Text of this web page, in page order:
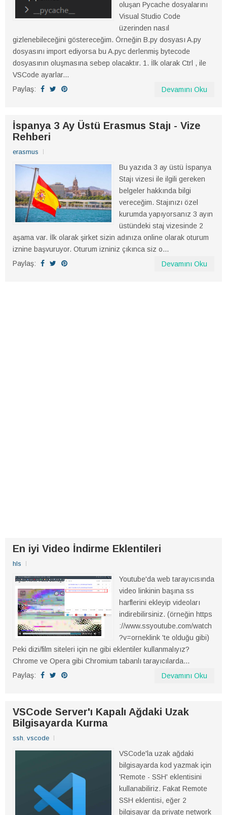
oluşan Pycache dosyalarını
Visual Studio Code
üzerinden nasıl
gizlenebileceğini göstereceğim. Örneğin B.py dosyası A.py
dosyasını import ediyorsa bu A.pyc derlenmiş bytecode
dosyasının oluşmasına sebep olacaktır. 1. İlk olarak Ctrl , ile
VSCode ayarlar...
Paylaş:
Devamını Oku
İspanya 3 Ay Üstü Erasmus Stajı - Vize
Rehberi
erasmus
Bu yazıda 3 ay üstü İspanya
Stajı vizesi ile ilgili gereken
belgeler hakkında bilgi
vereceğim. Stajınızı özel
kurumda yapıyorsanız 3 ayın
üstündeki staj vizesinde 2
aşama var. İlk olarak şirket sizin adınıza online olarak oturum
iznine başvuruyor. Oturum izniniz çıkınca siz o...
Paylaş:
Devamını Oku
En iyi Video İndirme Eklentileri
hls
Youtube'da web tarayıcısında
video linkinin başına ss
harflerini ekleyip videoları
indirebilirsiniz. (örneğin https
://www.ssyoutube.com/watch
?v=orneklink 'te olduğu gibi)
Peki dizi/film siteleri için ne gibi eklentiler kullanmalıyız?
Chrome ve Opera gibi Chromium tabanlı tarayıcılarda...
Paylaş:
Devamını Oku
VSCode Server'ı Kapalı Ağdaki Uzak
Bilgisayarda Kurma
ssh, vscode
VSCode'la uzak ağdaki
bilgisayarda kod yazmak için
'Remote - SSH' eklentisini
kullanabiliriz. Fakat Remote
SSH eklentisi, eğer 2
bilgisayar da private network